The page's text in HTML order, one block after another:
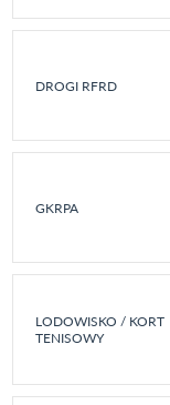
DROGI RFRD
GKRPA
LODOWISKO / KORT
TENISOWY